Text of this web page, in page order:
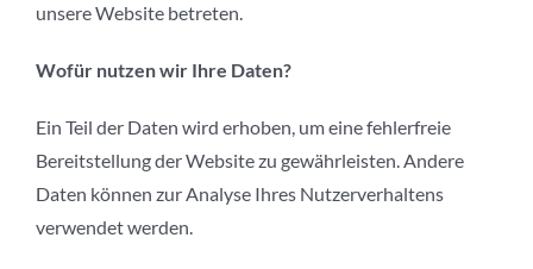
unsere Website betreten.
Wofür nutzen wir Ihre Daten?
Ein Teil der Daten wird erhoben, um eine fehlerfreie
Bereitstellung der Website zu gewährleisten. Andere
Daten können zur Analyse Ihres Nutzerverhaltens
verwendet werden.